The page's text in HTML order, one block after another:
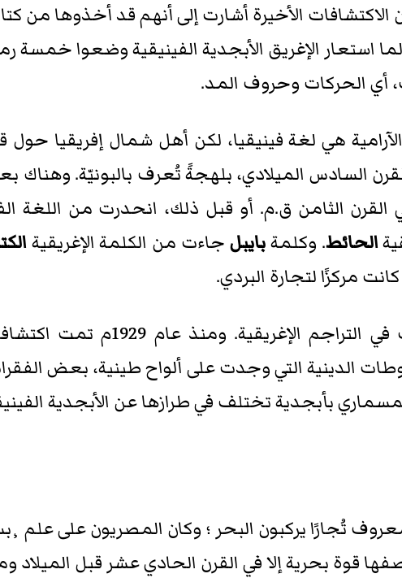
الاكتشافات الأخيرة أشارت إلى أنهم قد أخذوها من
ساكنًا) ولما استعار الإغريق الأبجدية الفينيقية
أي الحركات وحروف المد.
هي لغة فينيقيا، لكن أهل شمال إفريقيا حول
السادس الميلادي، بلهجةً تُعرف بالبونيّة.
القرن الثامن ق.م. أو قبل ذلك، انحدرت من اللغة
الحائط. وكلمةبايبل جاءت من الكلمة الإغريقية
مركزًا لتجارة البردي.
هناك بقايا من الأدب الفينيقي ظلت
الدينية التي وجدت على ألواح طينية، بعض
بأبجدية تختلف في طرازها عن الأبجدية
قوة بحرية إلا في القرن الحادي عشر قبل الميلاد